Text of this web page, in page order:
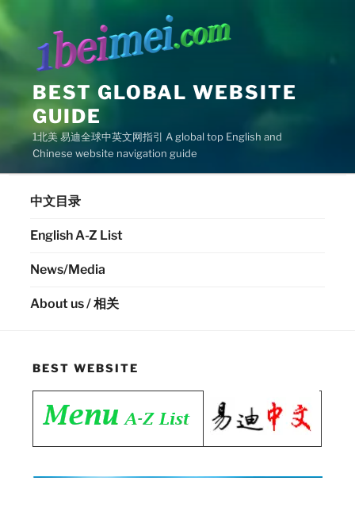
Skip
content
BEST GLOBAL WEBSITE
GUIDE
1北美 易迪全球中英文网指引 A global top English and
Chinese website navigation guide
中文目录
English A-Z List
News/Media
About us / 相关
BEST WEBSITE